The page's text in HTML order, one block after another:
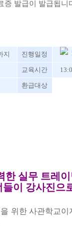
증 발급이 발급됩니
지 진행일정
교육시간
환급대상
한 실무 트레
이 강사진으
위한 사관학교이